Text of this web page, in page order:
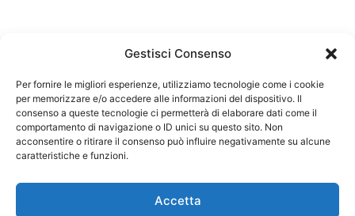
Gestisci Consenso
Per fornire le migliori esperienze, utilizziamo tecnologie come i cookie
per memorizzare e/o accedere alle informazioni del dispositivo. Il
consenso a queste tecnologie ci permetterà di elaborare dati come il
comportamento di navigazione o ID unici su questo sito. Non
acconsentire o ritirare il consenso può influire negativamente su alcune
caratteristiche e funzioni.
Accetta
Federazione Nazionale Degli Ordini dei Biologi:
codice fiscale 80069130583
Responsabile sito internet www.fnob.it: Vincenzo